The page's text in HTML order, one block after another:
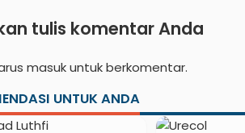
tulis komentar Anda
masukuntuk berkomentar.
UNTUK ANDA